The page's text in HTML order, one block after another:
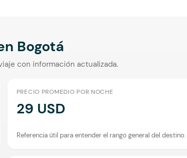
Bogotá
con información actualizada.
PRECIO PROMEDIO POR NOCHE
29 USD
Referencia útil para entender el rango general del destino.